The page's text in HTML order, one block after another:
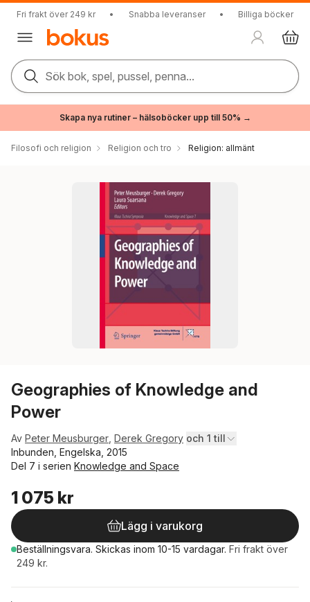
Fri frakt över 249 kr • Snabba leveranser • Billiga böcker
Sök bok, spel, pussel, penna...
Skapa nya rutiner – hälsoböcker upp till 50% →
Filosofi och religion Religion och tro Religion: allmänt
Geographies of Knowledge and
Power
Av Peter Meusburger Derek Gregory och 1 till
Inbunden, Engelska, 2015
Del 7 i serien Knowledge and Space
1 075 kr
Lägg i varukorg
Beställningsvara. Skickas inom 10-15 vardagar. Fri frakt över
249 kr.